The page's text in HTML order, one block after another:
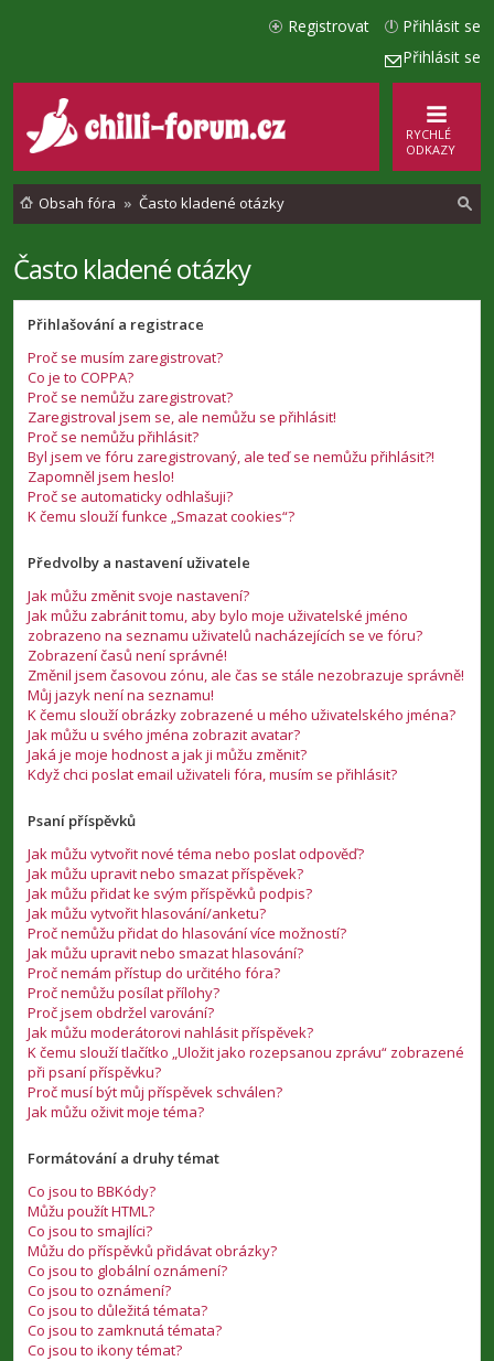
Přihlásit se
Přihlásit se
Registrovat
RYCHLÉ
ODKAZY
Obsah fóra Často kladené otázky
e
Často kladené otázky
Přihlašování a registrace
Proč se musím zaregistrovat?
Co je to COPPA?
Proč se nemůžu zaregistrovat?
Zaregistroval jsem se, ale nemůžu se přihlásit!
Proč se nemůžu přihlásit?
Byl jsem ve fóru zaregistrovaný, ale teď se nemůžu přihlásit?!
Zapomněl jsem heslo!
Proč se automaticky odhlašuji?
K čemu slouží funkce „Smazat cookies“?
Předvolby a nastavení uživatele
Jak můžu změnit svoje nastavení?
Jak můžu zabránit tomu, aby bylo moje uživatelské jméno
zobrazeno na seznamu uživatelů nacházejících se ve fóru?
Zobrazení časů není správné!
Změnil jsem časovou zónu, ale čas se stále nezobrazuje správně!
Můj jazyk není na seznamu!
K čemu slouží obrázky zobrazené u mého uživatelského jména?
Jak můžu u svého jména zobrazit avatar?
Jaká je moje hodnost a jak ji můžu změnit?
Když chci poslat email uživateli fóra, musím se přihlásit?
Psaní příspěvků
Jak můžu vytvořit nové téma nebo poslat odpověď?
Jak můžu upravit nebo smazat příspěvek?
Jak můžu přidat ke svým příspěvků podpis?
Jak můžu vytvořit hlasování/anketu?
Proč nemůžu přidat do hlasování více možností?
Jak můžu upravit nebo smazat hlasování?
Proč nemám přístup do určitého fóra?
Proč nemůžu posílat přílohy?
Proč jsem obdržel varování?
Jak můžu moderátorovi nahlásit příspěvek?
K čemu slouží tlačítko „Uložit jako rozepsanou zprávu“ zobrazené
při psaní příspěvku?
Proč musí být můj příspěvek schválen?
Jak můžu oživit moje téma?
Formátování a druhy témat
Co jsou to BBKódy?
Můžu použít HTML?
Co jsou to smajlíci?
Můžu do příspěvků přidávat obrázky?
Co jsou to globální oznámení?
Co jsou to oznámení?
Co jsou to důležitá témata?
Co jsou to zamknutá témata?
Co jsou to ikony témat?